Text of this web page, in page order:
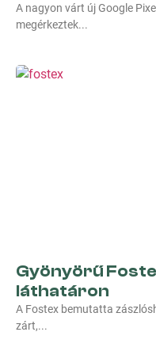
A nagyon várt új Google
megérkeztek
Gyönyörű
láthatáron
A Fostex bemutatta
zárt,